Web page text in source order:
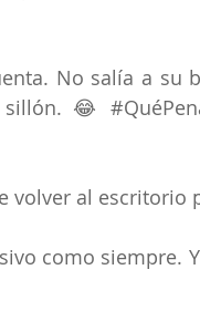
No salía a su
sillón. 😂
volver al escritorio
como siempre.